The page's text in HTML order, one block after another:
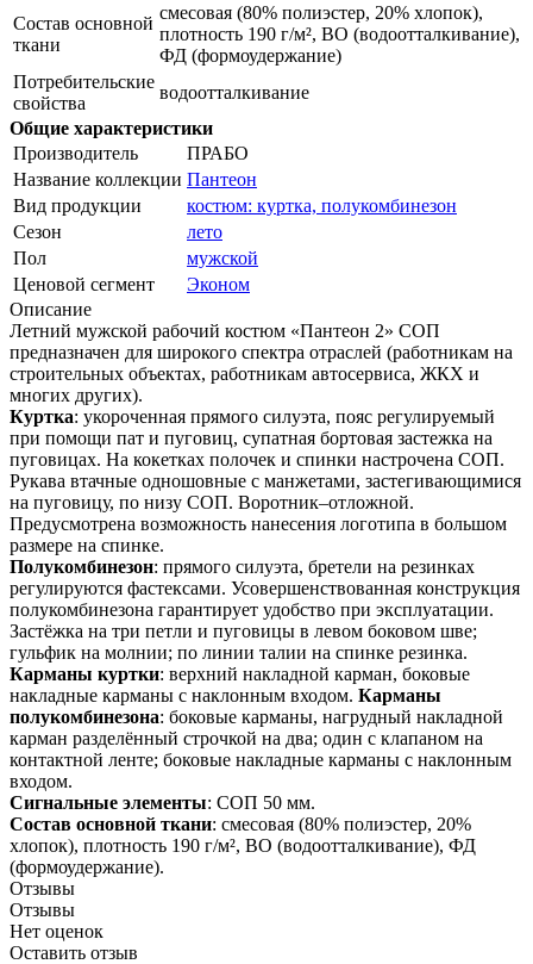
Состав основной
ткани
смесовая (80% полиэстер, 20% хлопок),
плотность 190 г/м², ВО (водоотталкивание),
ФД (формоудержание)
Потребительские
свойства
водоотталкивание
Общие характеристики
Производитель
ПРАБО
Название коллекции Пантеон
Вид продукции
костюм: куртка, полукомбинезон
Сезон
лето
Пол
мужской
Ценовой сегмент
Эконом
Описание
Летний мужской рабочий костюм «Пантеон 2» СОП
предназначен для широкого спектра отраслей (работникам на
строительных объектах, работникам автосервиса, ЖКХ и
многих других).
Куртка: укороченная прямого силуэта, пояс регулируемый
при помощи пат и пуговиц, супатная бортовая застежка на
пуговицах. На кокетках полочек и спинки настрочена СОП.
Рукава втачные одношовные с манжетами, застегивающимися
на пуговицу, по низу СОП. Воротник–отложной.
Предусмотрена возможность нанесения логотипа в большом
размере на спинке.
Полукомбинезон: прямого силуэта, бретели на резинках
регулируются фастексами. Усовершенствованная конструкция
полукомбинезона гарантирует удобство при эксплуатации.
Застёжка на три петли и пуговицы в левом боковом шве;
гульфик на молнии; по линии талии на спинке резинка.
Карманы куртки: верхний накладной карман, боковые
накладные карманы с наклонным входом. Карманы
полукомбинезона: боковые карманы, нагрудный накладной
карман разделённый строчкой на два; один с клапаном на
контактной ленте; боковые накладные карманы с наклонным
входом.
Сигнальные элементы: СОП 50 мм.
Состав основной ткани: смесовая (80% полиэстер, 20%
хлопок), плотность 190 г/м², ВО (водоотталкивание), ФД
(формоудержание).
Отзывы
Отзывы
Нет оценок
Оставить отзыв